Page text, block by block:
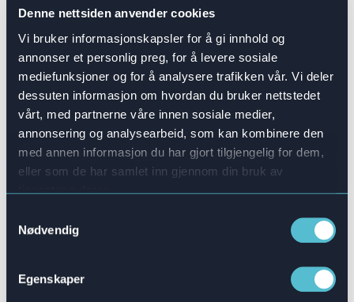
Denne nettsiden anvender cookies
Vi bruker informasjonskapsler for å gi innhold og
annonser et personlig preg, for å levere sosiale
mediefunksjoner og for å analysere trafikken vår. Vi deler
dessuten informasjon om hvordan du bruker nettstedet
vårt, med partnerne våre innen sosiale medier,
annonsering og analysearbeid, som kan kombinere den
med annen informasjon du har gjort tilgjengelig for dem,
eller som de har samlet inn gjennom din bruk av
tjenestene deres.
Nødvendig
Egenskaper
4. AI-genererte svar
Vi forstår at å lage spørsmål og svar kan være
tidskrevende. Derfor vil du snart kunne generere
svar basert på spørsmålet ditt. Bare skriv inn
spørsmålet ditt og klikk på knappen. Du kan
tilpasse balansen mellom riktige og feil svar. Hvis
du ikke er fornøyd, klikker du igjen og du vil få en
AI vil bli integrert i flere av våre produkter i